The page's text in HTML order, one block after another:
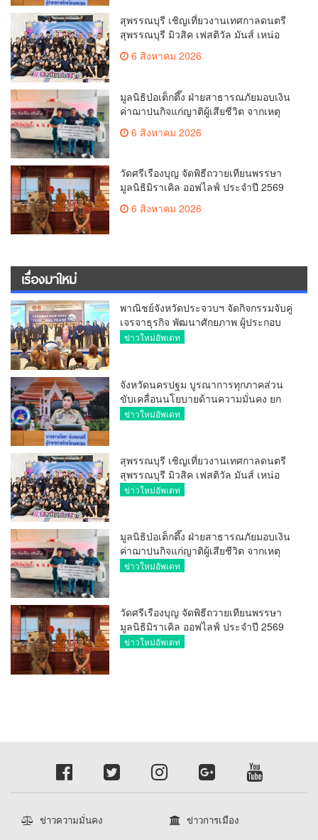
สุพรรณบุรี เชิญเที่ยวงานเทศกาลดนตรี
สุพรรณบุรี มิวสิค เฟสติวัล มันส์ เหน่อ
มาก6 สิงหาคม 2026
มูลนิธิป่อเต็กตึ๊ง ฝ่ายสาธารณภัยมอบเงิน
ค่าฌาปนกิจแก่ญาติผู้เสียชีวิต จากเหตุ
20,000 บาท
6 สิงหาคม 2026
วัดศรีเรืองบุญ จัดพิธีถวายเทียนพรรษา
มูลนิธิมิราเคิล ออฟไลฟ์ ประจำปี 2569
ประธาน
6 สิงหาคม 2026
เรื่องมาใหม่
พาณิชย์จังหวัดประจวบฯ จัดกิจกรรมจับคู่
เจรจาธุรกิจ พัฒนาศักยภาพ ผู้ประกอบ
การ ขยายช่องทางการค้า สู่การค้า
ข่าวใหม่อัพเดท
จังหวัดนครปฐม บูรณาการทุกภาคส่วน
ขับเคลื่อนนโยบายด้านความมั่นคง ยก
ระดับการป้องกันอาชญากรรมทาง
ข่าวใหม่อัพเดท
สุพรรณบุรี เชิญเที่ยวงานเทศกาลดนตรี
สุพรรณบุรี มิวสิค เฟสติวัล มันส์ เหน่อ
มาก
ข่าวใหม่อัพเดท
มูลนิธิป่อเต็กตึ๊ง ฝ่ายสาธารณภัยมอบเงิน
ค่าฌาปนกิจแก่ญาติผู้เสียชีวิต จากเหตุ
เพลิงไหม้ โรงเบียร์ ณ ลาดพร้าว จำนวน
ข่าวใหม่อัพเดท
วัดศรีเรืองบุญ จัดพิธีถวายเทียนพรรษา
มูลนิธิมิราเคิล ออฟไลฟ์ ประจำปี 2569
พล.ต.ต.ศิริวัฒน์ ดีพอ ให้เกียรติเป็น
ข่าวใหม่อัพเดท
ข่าวความมั่นคง
ข่าวการเมือง